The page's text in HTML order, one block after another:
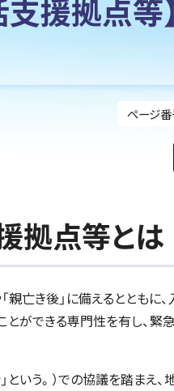
援拠点等
ページ
拠点等とは
亡き後」に備えるとともに
とができる専門性を有し、
いう。）での協議を踏まえ